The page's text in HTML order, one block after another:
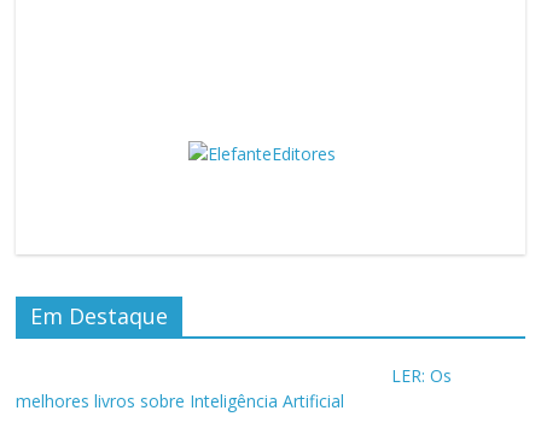
Em Destaque
LER: Os
melhores livros sobre Inteligência Artificial